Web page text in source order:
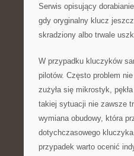
Serwis opisujący
gdy oryginalny klucz
skradziony albo trwale
W przypadku kluczyków
pilotów. Często problem
zużyła się mikrostyk,
takiej sytuacji nie zawsze
wymiana obudowy, która
dotychczasowego
przypadek warto ocenić